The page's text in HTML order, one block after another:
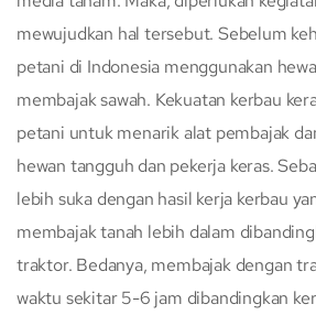
mewujudkan hal tersebut. Sebelum
petani di Indonesia menggunakan
membajak sawah. Kekuatan kerbau
petani untuk menarik alat pembajak
hewan tangguh dan pekerja keras.
lebih suka dengan hasil kerja kerbau
membajak tanah lebih dalam
traktor. Bedanya, membajak dengan
waktu sekitar 5-6 jam dibandingkan